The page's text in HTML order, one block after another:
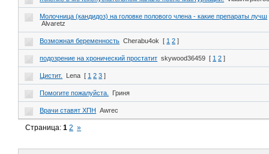
Молочница (кандидоз) на головке полового члена - какие препараты лучш
Alvaretz
Возможная беременность Cherabu4ok [ 1 2 ]
подозрение на хронический простатит skywood36459 [ 1 2 ]
Цистит. Lena [ 1 2 3 ]
Помогите пожалуйста. Гриня
Врачи ставят ХПН Awrec
Страница:1 2 »